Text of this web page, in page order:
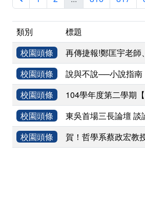
類別
標題
校園頭條
再傳捷報!鄭匡宇老
校園頭條
說與不說──小說指南
校園頭條
104學年度第二學期
校園頭條
東吳首場三長論壇 談
校園頭條
賀！哲學系蔡政宏教